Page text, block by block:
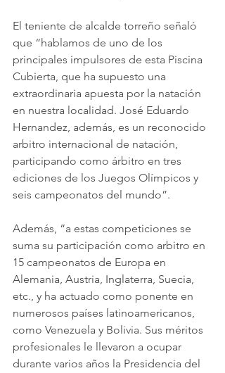
El teniente de alcalde torreño señaló
que “hablamos de uno de los
principales impulsores de esta Piscina
Cubierta, que ha supuesto una
extraordinaria apuesta por la natación
en nuestra localidad. José Eduardo
Hernandez, además, es un reconocido
arbitro internacional de natación,
participando como árbitro en tres
ediciones de los Juegos Olímpicos y
seis campeonatos del mundo”.
Además, “a estas competiciones se
suma su participación como arbitro en
15 campeonatos de Europa en
Alemania, Austria, Inglaterra, Suecia,
etc., y ha actuado como ponente en
numerosos países latinoamericanos,
como Venezuela y Bolivia. Sus méritos
profesionales le llevaron a ocupar
durante varios años la Presidencia del